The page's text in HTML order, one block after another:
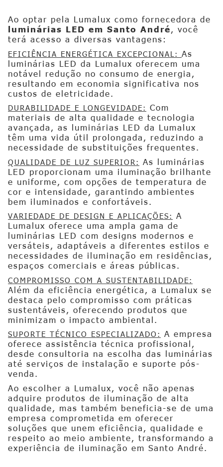
Ao optar pela Lumalux como fornecedora de
luminárias LED em Santo André, você
terá acesso a diversas vantagens:
EFICIÊNCIA ENERGÉTICA EXCEPCIONAL: As
luminárias LED da Lumalux oferecem uma
notável redução no consumo de energia,
resultando em economia significativa nos
custos de eletricidade.
DURABILIDADE E LONGEVIDADE: Com
materiais de alta qualidade e tecnologia
avançada, as luminárias LED da Lumalux
têm uma vida útil prolongada, reduzindo a
necessidade de substituições frequentes.
QUALIDADE DE LUZ SUPERIOR: As luminárias
LED proporcionam uma iluminação brilhante
e uniforme, com opções de temperatura de
cor e intensidade, garantindo ambientes
bem iluminados e confortáveis.
VARIEDADE DE DESIGN E APLICAÇÕES: A
Lumalux oferece uma ampla gama de
luminárias LED com designs modernos e
versáteis, adaptáveis a diferentes estilos e
necessidades de iluminação em residências,
espaços comerciais e áreas públicas.
COMPROMISSO COM A SUSTENTABILIDADE:
Além da eficiência energética, a Lumalux se
destaca pelo compromisso com práticas
sustentáveis, oferecendo produtos que
minimizam o impacto ambiental.
SUPORTE TÉCNICO ESPECIALIZADO: A empresa
oferece assistência técnica profissional,
desde consultoria na escolha das luminárias
até serviços de instalação e suporte pós-
venda.
Ao escolher a Lumalux, você não apenas
adquire produtos de iluminação de alta
qualidade, mas também beneficia-se de uma
empresa comprometida em oferecer
soluções que unem eficiência, qualidade e
respeito ao meio ambiente, transformando a
experiência de iluminação em Santo André.